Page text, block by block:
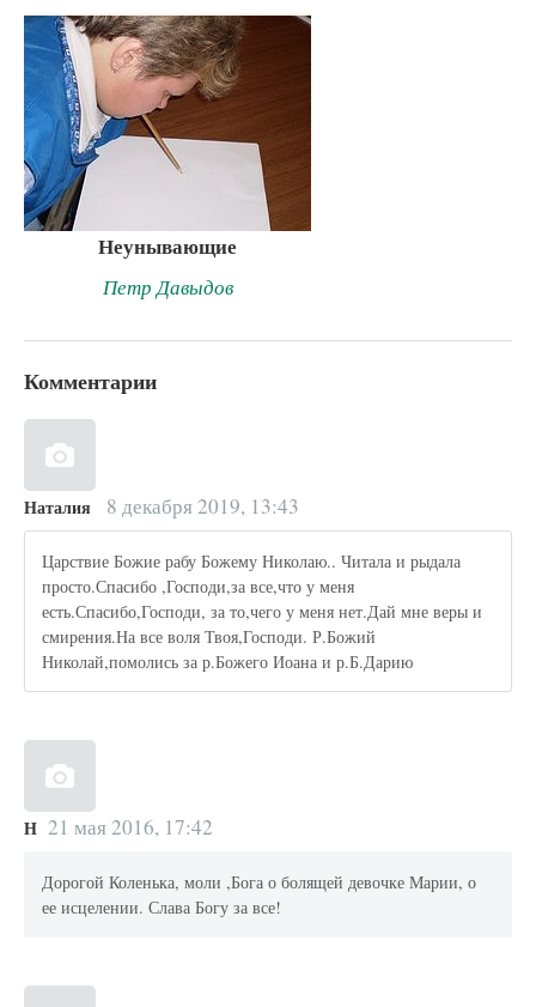
Неунывающие
Петр Давыдов
Комментарии
Наталия 8 декабря 2019, 13:43
Царствие Божие рабу Божему Николаю.. Читала и рыдала
просто.Спасибо ,Господи,за все,что у меня
есть.Спасибо,Господи, за то,чего у меня нет.Дай мне веры и
смирения.На все воля Твоя,Господи. Р.Божий
Николай,помолись за р.Божего Иоана и р.Б.Дарию
Н 21 мая 2016, 17:42
Дорогой Коленька, моли ,Бога о болящей девочке Марии, о
ее исцелении. Слава Богу за все!